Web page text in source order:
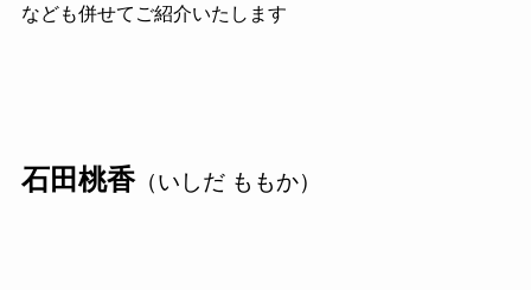
なども併せてご紹介いたします
石田桃香（いしだ ももか）